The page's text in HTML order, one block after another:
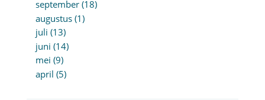
september (18)
augustus (1)
juli (13)
juni (14)
mei (9)
april (5)